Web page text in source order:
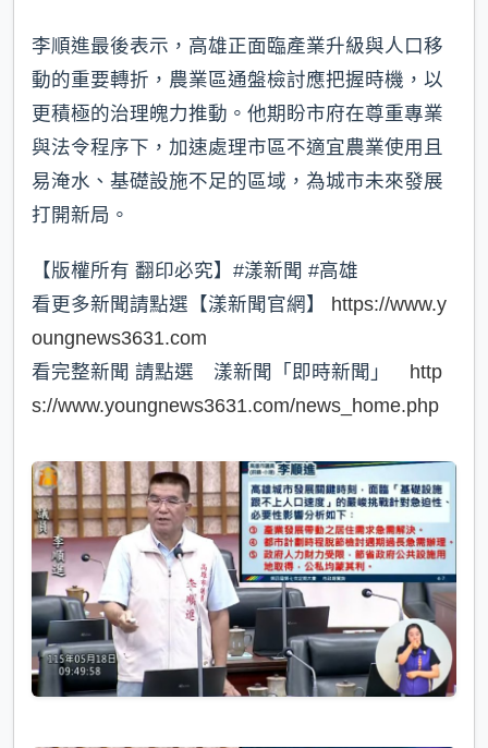
李順進最後表示，高雄正面臨產業升級與人口移
動的重要轉折，農業區通盤檢討應把握時機，以
更積極的治理魄力推動。他期盼市府在尊重專業
與法令程序下，加速處理市區不適宜農業使用且
易淹水、基礎設施不足的區域，為城市未來發展
打開新局。
【版權所有 翻印必究】#漾新聞 #高雄
看更多新聞請點選【漾新聞官網】 https://www.y
oungnews3631.com
看完整新聞 請點選 漾新聞「即時新聞」 http
s://www.youngnews3631.com/news_home.php